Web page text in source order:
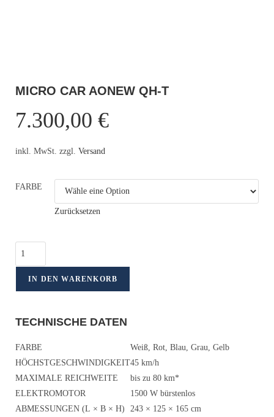
MICRO CAR AONEW QH-T
7.300,00 €
inkl. MwSt. zzgl. Versand
FARBE
Zurücksetzen
IN DEN WARENKORB
TECHNISCHE DATEN
FARBE
Weiß, Rot, Blau, Grau, Gelb
HÖCHSTGESCHWINDIGKEIT45 km/h
MAXIMALE REICHWEITE
bis zu 80 km*
ELEKTROMOTOR
1500 W bürstenlos
ABMESSUNGEN (L × B × H)
243 × 125 × 165 cm